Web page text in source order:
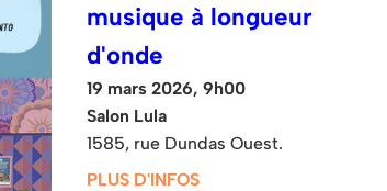
musique à longueur
d'onde
19 mars 2026, 9h00
Salon Lula
1585, rue Dundas Ouest.
PLUS D'INFOS